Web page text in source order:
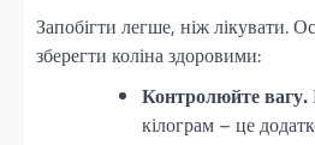
Запобігти легше, ніж лікувати.
зберегти коліна здоровими:
Контролюйте вагу.
кілограм – це